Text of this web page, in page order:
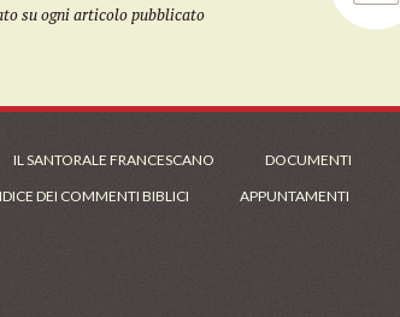
su ogni articolo pubblicato
IL SANTORALE FRANCESCANO DOCUMENTI
DEI COMMENTI BIBLICI APPUNTAMENTI